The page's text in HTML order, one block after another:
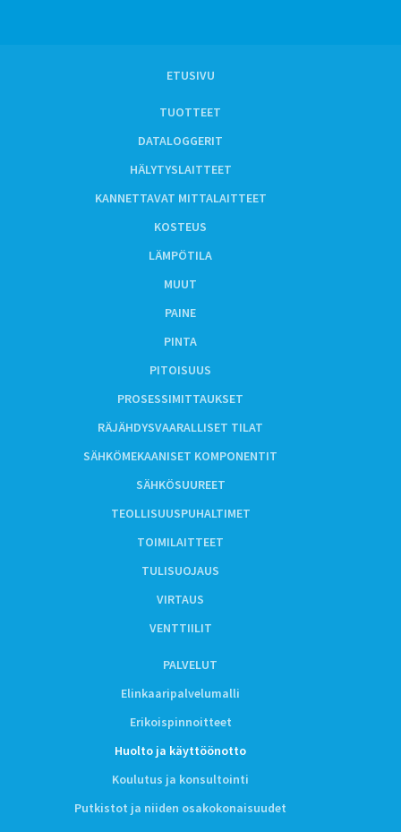
ETUSIVU
TUOTTEET
DATALOGGERIT
HÄLYTYSLAITTEET
KANNETTAVAT MITTALAITTEET
KOSTEUS
LÄMPÖTILA
MUUT
PAINE
PINTA
PITOISUUS
PROSESSIMITTAUKSET
RÄJÄHDYSVAARALLISET TILAT
SÄHKÖMEKAANISET KOMPONENTIT
SÄHKÖSUUREET
TEOLLISUUSPUHALTIMET
TOIMILAITTEET
TULISUOJAUS
VIRTAUS
VENTTIILIT
PALVELUT
Elinkaaripalvelumalli
Erikoispinnoitteet
Huolto ja käyttöönotto
Koulutus ja konsultointi
Putkistot ja niiden osakokonaisuudet